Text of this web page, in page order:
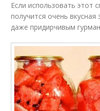
Если использовать этот
получится очень
даже придирчивым